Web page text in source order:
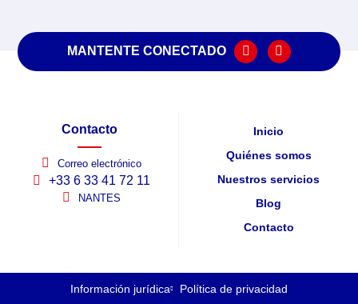
MANTENTE CONECTADO
Contacto
Correo electrónico
+33 6 33 41 72 11
NANTES
Inicio
Quiénes somos
Nuestros servicios
Blog
Contacto
Información jurídica Política de privacidad